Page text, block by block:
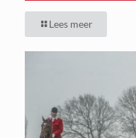
Lees meer